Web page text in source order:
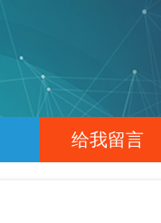
给我留言